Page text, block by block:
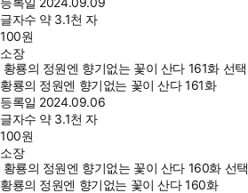
글자수 약 3.1천 자
100원
소장
황룡의 정원엔 향기없는 꽃이 산다 161화 선택
황룡의 정원엔 향기없는 꽃이 산다 161화
등록일 2024.09.06
글자수 약 3.1천 자
100원
소장
황룡의 정원엔 향기없는 꽃이 산다 160화 선택
황룡의 정원엔 향기없는 꽃이 산다 160화